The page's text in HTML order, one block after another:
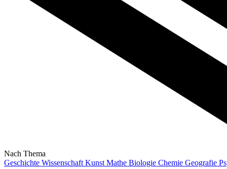
Nach Thema
Geschichte Wissenschaft Kunst Mathe Biologie Chemie Geografie